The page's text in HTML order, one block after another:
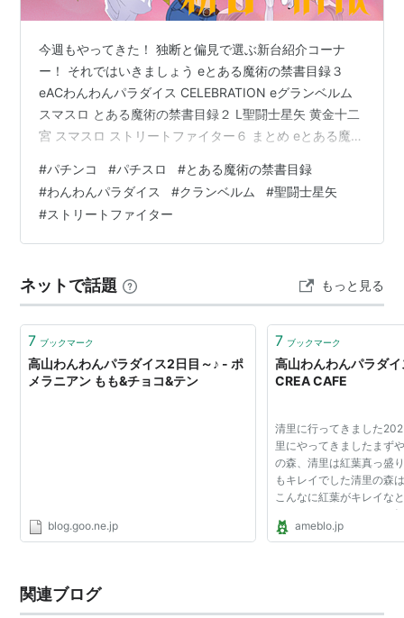
今週もやってきた！ 独断と偏見で選ぶ新台紹介コーナ
ー！ それではいきましょう eとある魔術の禁書目録３
eACわんわんパラダイス CELEBRATION eグランベルム
スマスロ とある魔術の禁書目録２ L聖闘士星矢 黄金十二
宮 スマスロ ストリートファイター６ まとめ eとある魔術
た！ スペック 大当たり確率：１/３４８ RUSH中確率
(１〜３０回転まで)：約１/９９ RUSH中確率(３１〜１３
０回転まで)：約１/１２８ RUSH中確率(１３１回転目)：
約１/４ RUSH突入率：約５０％ RUSH継続率：約７５％
#パチンコ #パチスロ #とある魔術の禁書目録
#わんわんパラダイス #クランベルム #聖闘士星矢
#ストリートファイター
ネットで話題 もっと見る
7 ブックマーク
高山わんわんパラダイス2日目～♪ - ポ
メラニアン もも&チョコ&テン
blog.goo.ne.jp
7 ブックマーク
高山わんわんパラダ
CREA CAFE
清里に行ってきました
里にやってきましたまず
の森、清里は紅葉真っ盛
もキレイでした清里の森
こんなに紅葉がキレイな
らなかったねぇまぶしい
を清里の森にあるワンち
ameblo.jp
関連ブログ